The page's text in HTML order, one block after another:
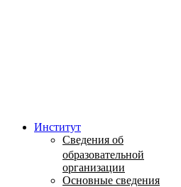
Институт
Сведения об
образовательной
организации
Основные сведения